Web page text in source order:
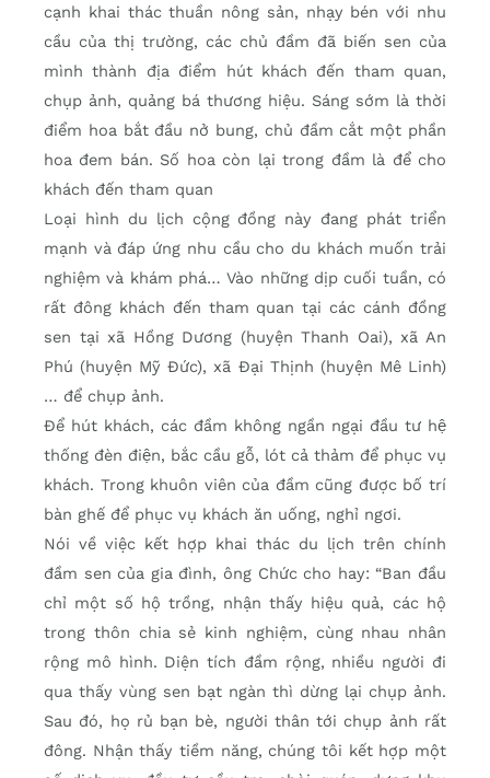
cạnh khai thác thuần nông sản, nhạy bén với nhu
cầu của thị trường, các chủ đầm đã biến sen của
mình thành địa điểm hút khách đến tham quan,
chụp ảnh, quảng bá thương hiệu. Sáng sớm là thời
điểm hoa bắt đầu nở bung, chủ đầm cắt một phần
hoa đem bán. Số hoa còn lại trong đầm là để cho
khách đến tham quan
Loại hình du lịch cộng đồng này đang phát triển
mạnh và đáp ứng nhu cầu cho du khách muốn trải
nghiệm và khám phá… Vào những dịp cuối tuần, có
rất đông khách đến tham quan tại các cánh đồng
sen tại xã Hồng Dương (huyện Thanh Oai), xã An
Phú (huyện Mỹ Đức), xã Đại Thịnh (huyện Mê Linh)
… để chụp ảnh.
Để hút khách, các đầm không ngần ngại đầu tư hệ
thống đèn điện, bắc cầu gỗ, lót cả thảm để phục vụ
khách. Trong khuôn viên của đầm cũng được bố trí
bàn ghế để phục vụ khách ăn uống, nghỉ ngơi.
Nói về việc kết hợp khai thác du lịch trên chính
đầm sen của gia đình, ông Chức cho hay: “Ban đầu
chỉ một số hộ trồng, nhận thấy hiệu quả, các hộ
trong thôn chia sẻ kinh nghiệm, cùng nhau nhân
rộng mô hình. Diện tích đầm rộng, nhiều người đi
qua thấy vùng sen bạt ngàn thì dừng lại chụp ảnh.
Sau đó, họ rủ bạn bè, người thân tới chụp ảnh rất
đông. Nhận thấy tiềm năng, chúng tôi kết hợp một